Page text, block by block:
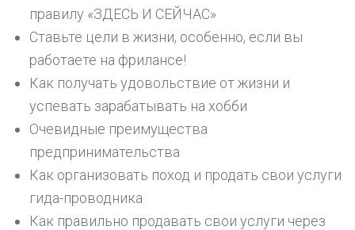
правилу «ЗДЕСЬ И СЕЙЧАС»
Ставьте цели в жизни, особенно, если вы
работаете на фрилансе!
Как получать удовольствие от жизни и
успевать зарабатывать на хобби
Очевидные преимущества
предпринимательства
Как организовать поход и продать свои услуги
гида-проводника
Как правильно продавать свои услуги через